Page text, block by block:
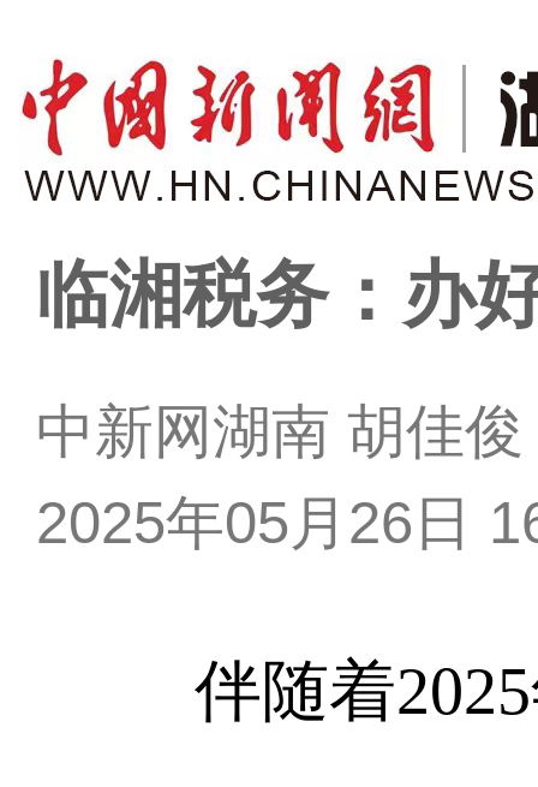
临湘税务：办
中新网湖南 胡佳俊
2025年05月26日
伴随着2025